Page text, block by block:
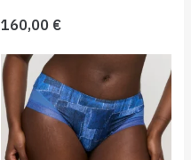
160,00 €